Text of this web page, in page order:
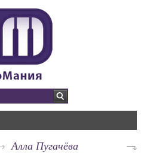
Алла Пугачёва